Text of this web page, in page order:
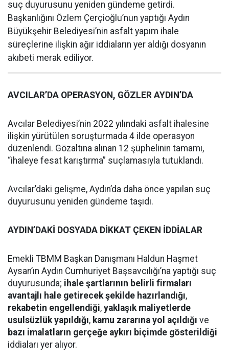
suç duyurusunu yeniden gündeme getirdi.
Başkanlığını Özlem Çerçioğlu’nun yaptığı Aydın
Büyükşehir Belediyesi’nin asfalt yapım ihale
süreçlerine ilişkin ağır iddiaların yer aldığı dosyanın
akıbeti merak ediliyor.
AVCILAR’DA OPERASYON, GÖZLER AYDIN’DA
Avcılar Belediyesi’nin 2022 yılındaki asfalt ihalesine
ilişkin yürütülen soruşturmada 4 ilde operasyon
düzenlendi. Gözaltına alınan 12 şüphelinin tamamı,
“ihaleye fesat karıştırma” suçlamasıyla tutuklandı.
Avcılar’daki gelişme, Aydın’da daha önce yapılan suç
duyurusunu yeniden gündeme taşıdı.
AYDIN’DAKİ DOSYADA DİKKAT ÇEKEN İDDİALAR
Emekli TBMM Başkan Danışmanı Haldun Haşmet
Aysan’ın Aydın Cumhuriyet Başsavcılığı’na yaptığı suç
duyurusunda; ihale şartlarının belirli firmaları
avantajlı hale getirecek şekilde hazırlandığı,
rekabetin engellendiği, yaklaşık maliyetlerde
usulsüzlük yapıldığı, kamu zararına yol açıldığı ve
bazı imalatların gerçeğe aykırı biçimde gösterildiği
iddiaları yer alıyor.